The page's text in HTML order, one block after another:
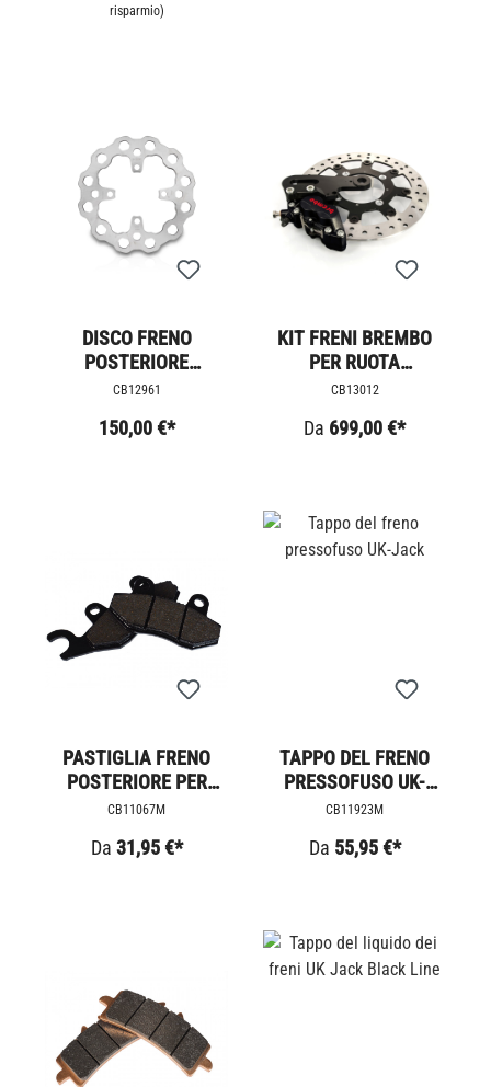
risparmio)
DISCO FRENO
POSTERIORE
PUNZONATO / LC
CB12961
150,00 €*
KIT FRENI BREMBO
PER RUOTA
POSTERIORE
CB13012
Da 699,00 €*
PASTIGLIA FRENO
POSTERIORE PER
PINZA ORIGINALE LC
CB11067M
Da 31,95 €*
TAPPO DEL FRENO
PRESSOFUSO UK-
JACK
CB11923M
Da 55,95 €*